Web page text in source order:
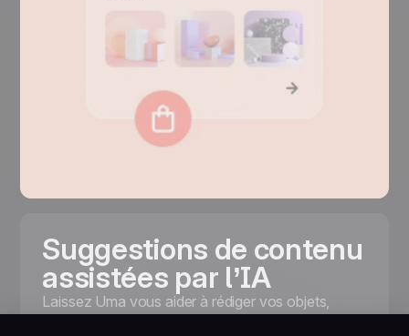
Suggestions de contenu
assistées par l’IA
Laissez Uma vous aider à rédiger vos objets,